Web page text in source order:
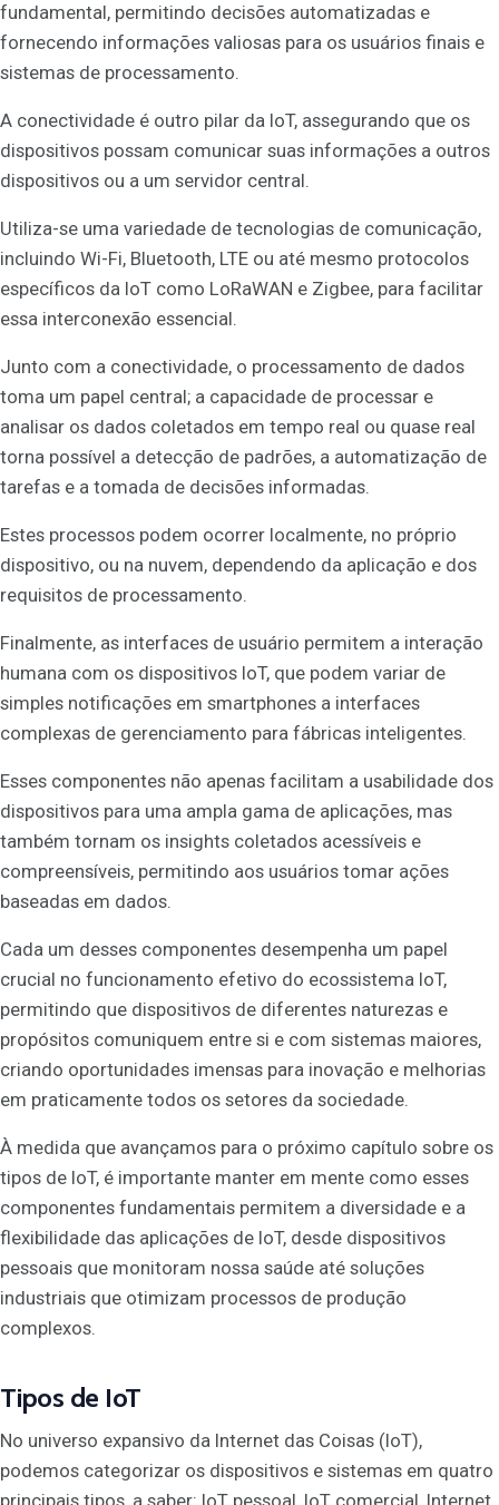
fundamental, permitindo decisões automatizadas e
fornecendo informações valiosas para os usuários finais e
sistemas de processamento.
A conectividade é outro pilar da IoT, assegurando que os
dispositivos possam comunicar suas informações a outros
dispositivos ou a um servidor central.
Utiliza-se uma variedade de tecnologias de comunicação,
incluindo Wi-Fi, Bluetooth, LTE ou até mesmo protocolos
específicos da IoT como LoRaWAN e Zigbee, para facilitar
essa interconexão essencial.
Junto com a conectividade, o processamento de dados
toma um papel central; a capacidade de processar e
analisar os dados coletados em tempo real ou quase real
torna possível a detecção de padrões, a automatização de
tarefas e a tomada de decisões informadas.
Estes processos podem ocorrer localmente, no próprio
dispositivo, ou na nuvem, dependendo da aplicação e dos
requisitos de processamento.
Finalmente, as interfaces de usuário permitem a interação
humana com os dispositivos IoT, que podem variar de
simples notificações em smartphones a interfaces
complexas de gerenciamento para fábricas inteligentes.
Esses componentes não apenas facilitam a usabilidade dos
dispositivos para uma ampla gama de aplicações, mas
também tornam os insights coletados acessíveis e
compreensíveis, permitindo aos usuários tomar ações
baseadas em dados.
Cada um desses componentes desempenha um papel
crucial no funcionamento efetivo do ecossistema IoT,
permitindo que dispositivos de diferentes naturezas e
propósitos comuniquem entre si e com sistemas maiores,
criando oportunidades imensas para inovação e melhorias
em praticamente todos os setores da sociedade.
À medida que avançamos para o próximo capítulo sobre os
tipos de IoT, é importante manter em mente como esses
componentes fundamentais permitem a diversidade e a
flexibilidade das aplicações de IoT, desde dispositivos
pessoais que monitoram nossa saúde até soluções
industriais que otimizam processos de produção
complexos.
Tipos de IoT
No universo expansivo da Internet das Coisas (IoT),
podemos categorizar os dispositivos e sistemas em quatro